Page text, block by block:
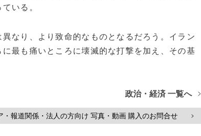
いる。
なり、より致命的なものとなるだろう。イラン
最も痛いところに壊滅的な打撃を加え、その基
政治・経済 一覧へ >
・報道関係・法人の方向け 写真・動画 購入のお問合せ >